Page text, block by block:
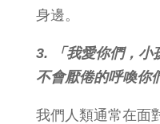
身邊。
3. 「我愛你們，小
不會厭倦的呼喚你
我們人類通常在面